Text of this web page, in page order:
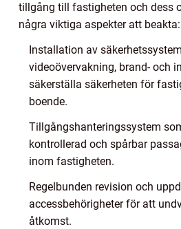
tillgång till fastigheten och dess
några viktiga aspekter att beakta:
Installation av
videoövervakning, brand- och
säkerställa säkerheten för
boende.
Tillgångshanteringssystem
kontrollerad och spårbar
inom fastigheten.
Regelbunden revision och
accessbehörigheter för att
åtkomst.